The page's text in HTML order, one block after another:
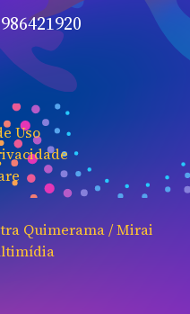
Uso
Quimerama / Mirai